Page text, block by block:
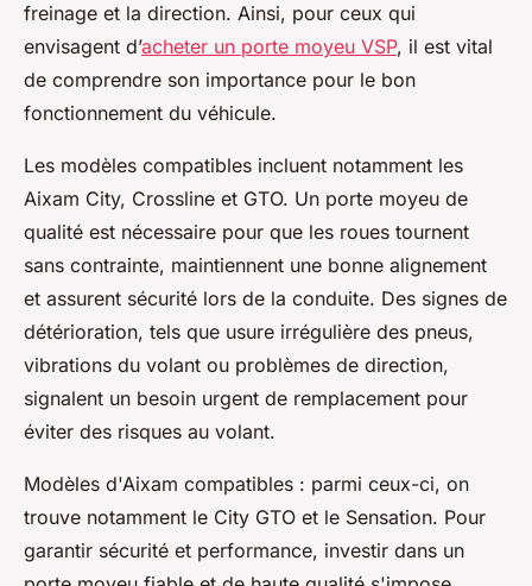
freinage et la direction. Ainsi, pour ceux qui
envisagent d’acheter un porte moyeu VSP, il est vital
de comprendre son importance pour le bon
fonctionnement du véhicule.
Les modèles compatibles incluent notamment les
Aixam City, Crossline et GTO. Un porte moyeu de
qualité est nécessaire pour que les roues tournent
sans contrainte, maintiennent une bonne alignement
et assurent sécurité lors de la conduite. Des signes de
détérioration, tels que usure irrégulière des pneus,
vibrations du volant ou problèmes de direction,
signalent un besoin urgent de remplacement pour
éviter des risques au volant.
Modèles d'Aixam compatibles : parmi ceux-ci, on
trouve notamment le City GTO et le Sensation. Pour
garantir sécurité et performance, investir dans un